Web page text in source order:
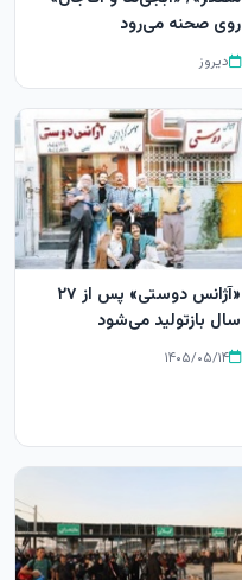
روی صحنه می‌رود
دیروز
«آژانس دوستی» پس از ۲۷
سال بازتولید می‌شود
۱۴۰۵/۰۵/۱۴